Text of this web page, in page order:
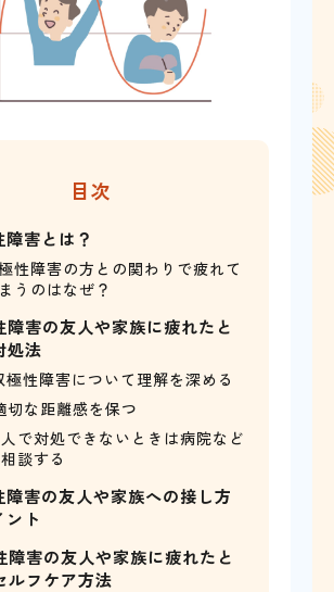
目次
害とは？
性障害の方との関わりで疲れて
うのはなぜ？
障害の友人や家族に疲れたと
処法
極性障害について理解を深める
切な距離感を保つ
で対処できないときは病院など
談する
障害の友人や家族への接し方
ント
障害の友人や家族に疲れたと
ルフケア方法